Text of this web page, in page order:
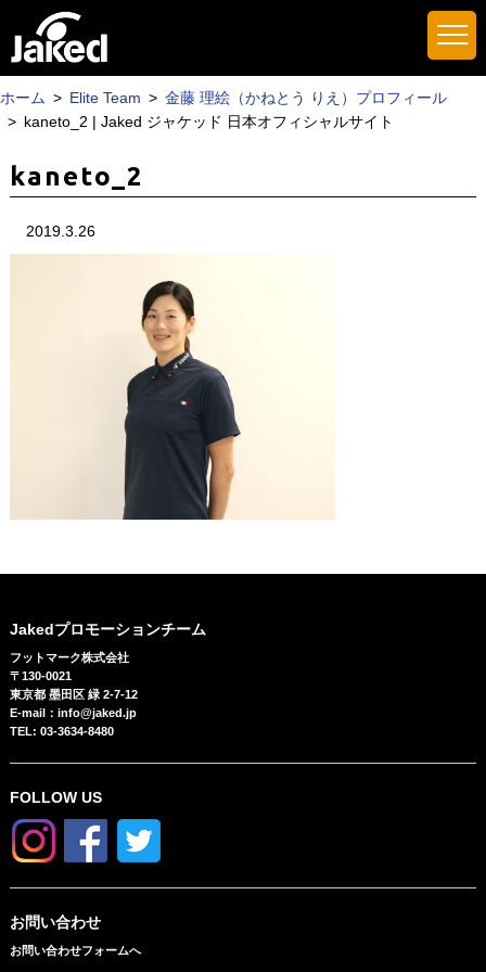
ホーム Elite Team
金藤 理絵（かねとう りえ）プロフィール
kaneto_2 | Jaked ジャケッド 日本オフィシャルサイト
kaneto_2
2019.3.26
Jakedプロモーションチーム
フットマーク株式会社
〒130-0021
東京都 墨田区 緑 2-7-12
E-mail：info@jaked.jp
TEL: 03-3634-8480
FOLLOW US
お問い合わせ
お問い合わせフォームへ